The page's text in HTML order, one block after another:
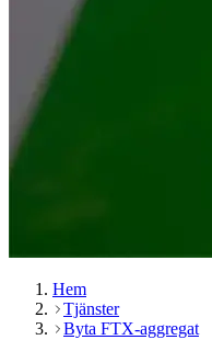
Hem
Tjänster
Byta FTX-aggregat